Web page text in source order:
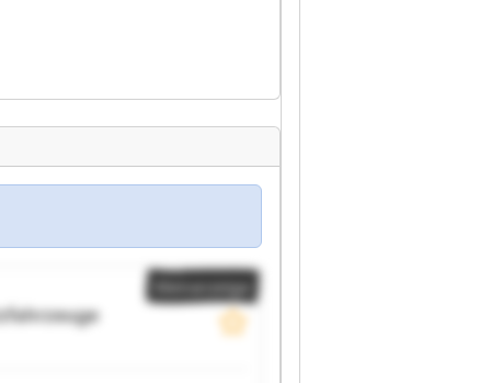
Kleinanzeige